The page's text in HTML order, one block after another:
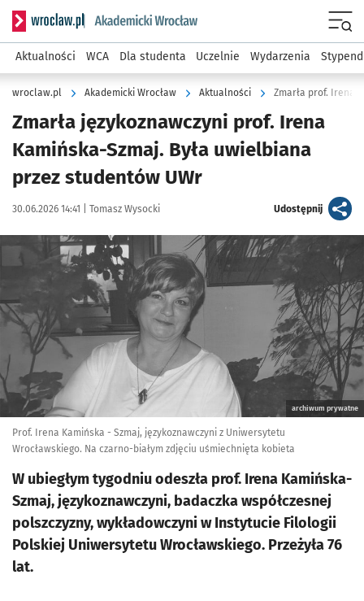
Serwis informacyjny wroclaw.pl podserwis: Akademicki
Aktualności WCA Dla studenta Uczelnie Wydarzenia
wroclaw.pl Akademicki Wrocław Aktualności Zmarła prof. Irena
Zmarła językoznawczyni prof. Irena
Kamińska-Szmaj. Była uwielbiana
przez studentów UWr
Data publikacji:
30.06.2026 14:41 | Autor:
Tomasz Wysocki Udostępnijartykuł
Kliknij, aby powiększyć
archiwum prywatne
Prof. Irena Kamińska - Szmaj, językoznawczyni z Uniwersytetu
Wrocławskiego. Na czarno-białym zdjęciu uśmiechnięta kobieta
W ubiegłym tygodniu odeszła prof. Irena Kamińska-
Szmaj, językoznawczyni, badaczka współczesnej
polszczyzny, wykładowczyni w Instytucie Filologii
Polskiej Uniwersytetu Wrocławskiego. Przeżyła 76
lat.